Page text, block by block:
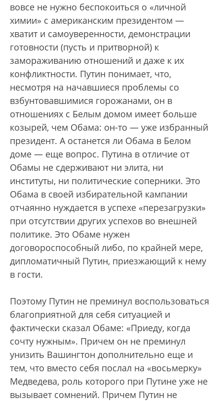
вовсе не нужно беспокоиться о «личной
химии» с американским президентом —
хватит и самоуверенности, демонстрации
готовности (пусть и притворной) к
замораживанию отношений и даже к их
конфликтности. Путин понимает, что,
несмотря на начавшиеся проблемы со
взбунтовавшимися горожанами, он в
отношениях с Белым домом имеет больше
козырей, чем Обама: он-то — уже избранный
президент. А останется ли Обама в Белом
доме — еще вопрос. Путина в отличие от
Обамы не сдерживают ни элита, ни
институты, ни политические соперники. Это
Обама в своей избирательной кампании
отчаянно нуждается в успехе «перезагрузки»
при отсутствии других успехов во внешней
политике. Это Обаме нужен
договороспособный либо, по крайней мере,
дипломатичный Путин, приезжающий к нему
в гости.
Поэтому Путин не преминул воспользоваться
благоприятной для себя ситуацией и
фактически сказал Обаме: «Приеду, когда
сочту нужным». Причем он не преминул
унизить Вашингтон дополнительно еще и
тем, что вместо себя послал на «восьмерку»
Медведева, роль которого при Путине уже не
вызывает сомнений. Причем Путин не